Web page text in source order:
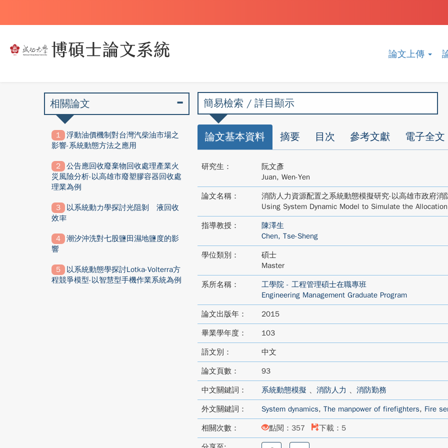
論文上傳
簡易檢索 / 詳目顯示
論文基本資料 摘要 目次 參考文獻 電子全文
研究生：
阮文彥
Juan, Wen-Yen
論文名稱：
消防人力資源配置之系統動態模擬研究-以高雄市政府消
Using System Dynamic Model to Simulate the
指導教授：
陳澤生
Chen, Tse-Sheng
學位類別：
碩士
Master
系所名稱：
工學院 - 工程管理碩士在職專班
Engineering Management Graduate Program
論文出版年： 2015
畢業學年度： 103
語文別： 中文
論文頁數： 93
中文關鍵詞： 系統動態模擬 、 消防人力 、 消防勤務
外文關鍵詞： System dynamics, The manpower of firefighters, Fire
相關次數： 點閱：357 下載：5
相關論文
浮動油價機制對台灣汽柴油市場之
影響-系統動態方法之應用
公告應回收廢棄物回收處理產業火
災風險分析-以高雄市廢塑膠容器回收處
理業為例
以系統動力學探討光阻剝離液回收
效率
潮汐沖洗對七股鹽田濕地鹽度的影
響
以系統動態學探討Lotka-Volterra方
程競爭模型-以智慧型手機作業系統為例